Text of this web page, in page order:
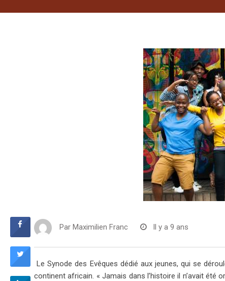
Par Maximilien Franc Il y a 9 ans
Le Synode des Evêques dédié aux jeunes, qui se
continent africain. « Jamais dans l’histoire il n’avait